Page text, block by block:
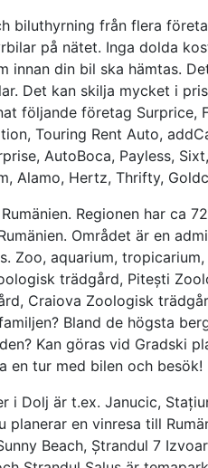
biluthyrning från flera
på nätet. Inga dolda
din bil ska hämtas.
Det kan skilja mycket i
följande företag Surprice,
Touring Rent Auto,
AutoBoca, Payless,
Alamo, Hertz, Thrifty,
Regionen har ca
Området är en
Zoo, aquarium,
trädgård, Pitești
Craiova Zoologisk
Bland de högsta
Kan göras vid Gradski
en tur med bilen och besök!
i Dolj är t.ex. Janucic,
planerar en vinresa till
Beach, Ștrandul 7